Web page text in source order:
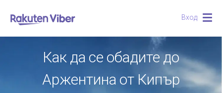
Вход
Как да се обадите до
Аржентина от Кипър